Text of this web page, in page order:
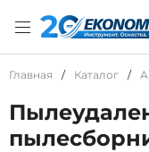
Главная / Каталог /